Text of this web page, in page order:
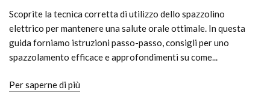
Scoprite la tecnica corretta di utilizzo dello spazzolino
elettrico per mantenere una salute orale ottimale. In questa
guida forniamo istruzioni passo-passo, consigli per uno
spazzolamento efficace e approfondimenti su come...
Per saperne di più